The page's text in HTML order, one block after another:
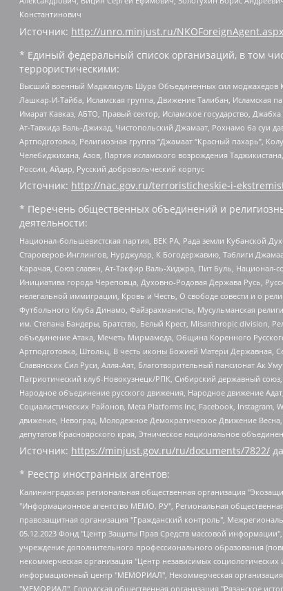
Константинович
Источник: http://unro.minjust.ru/NKOForeignAgent.aspx
* Единый федеральный список организаций, в том
террористическими:
Высший военный Маджлисуль Шура Объединенных сил моджахедов
Лашкар-И-Тайба, Исламская группа, Движение Талибан, Исламская
Имарат Кавказ, АБТО, Правый сектор, Исламское государство,
Ат-Тавхида Валь-Джихад, Чистопольский Джамаат, Рохнамо ба суи
Артподготовка, Религиозная группа “Джамаат “Красный пахарь”,
Челебиджихана, Азов, Партия исламского возрождения
России, Айдар, Русский добровольческий корпус
Источник: http://nac.gov.ru/terroristicheskie-i-
* Перечень общественных объединений и
деятельности:
Национал-большевистская партия, ВЕК РА, Рада земли Кубанской
Староверов-Инглингов, Нурджулар, К Богодержавию, Таблиги
Карачая, Союз славян, Ат-Такфир Валь-Хиджра, Пит Буль, Национал-
Инициатива города Череповца, Духовно-Родовая Держава Русь,
нелегальной иммиграции, Кровь и Честь, О свободе совести и о
Футбольного Клуба Динамо, Файзрахманисты, Мусульманская
им. Степана Бандеры, Братство, Белый Крест, Misanthropic division,
объединение Атака, Мечеть Мирмамеда, Община Коренного
Артподготовка, Штольц, В честь иконы Божией Матери Державная,
Славянских Сил Руси, Алля-Аят, Благотворительный пансионат Ак
Патриотический клуб-Новокузнецк/РПК, Сибирский державный
Народное объединение русского движения, Народное движение
Социалистических Районов, Meta Platforms Inc, Facebook,
движение, Невоград, Молодежное Демократическое Движение
депутатов Красноярского края, Этническое национальное
Источник: https://minjust.gov.ru/ru/documents/7822/
* Реестр иностранных агентов:
Калининградская региональная общественная организация "Экозащита!-Женсовет", Фонд содействия защите прав и свобод граждан "Общественный вердикт", Фонд "Институт Развития Свободы Информации", Частное учреждение "Информационное агентство МЕМО. РУ", Региональная общественная организация "Общественная комиссия по сохранению наследия академика Сахарова", Фонд поддержки свободы прессы, Санкт-Петербургская общественная правозащитная организация "Гражданский контроль", Межрегиональная общественная организация "Информационно-просветительский центр "Мемориал", Региональный Фонд "Центр Защиты Прав Средств Массовой Информации", с 05.12.2023 Фонд "Центр Защиты Прав Средств массовой информации", Региональная общественная благотворительная организация помощи беженцам и мигрантам "Гражданское содействие", Негосударственное образовательное учреждение дополнительного профессионального образования (повышение квалификации) специалистов "АКАДЕМИЯ ПО ПРАВАМ ЧЕЛОВЕКА", Свердловская региональная общественная организация "Сутяжник", Автономная некоммерческая организация "Центр независимых социологических исследований", Союз общественных объединений "Российский исследовательский центр по правам человека", Региональное общественное учреждение научно-информационный центр "МЕМОРИАЛ", Некоммерческая организация "Фонд защиты гласности", Автономная некоммерческая организация "Институт прав человека", Городская общественная организация "Екатеринбургское общество "МЕМОРИАЛ", Городская общественная организация "Рязанское историко-просветительское и правозащитное общество "Мемориал" (Рязанский Мемориал), Челябинский региональный орган общественной самодеятельности – женское общественное объединение "Женщины Евразии", Челябинский региональный орган общественной самодеятельности "Уральская правозащитная группа", Фонд содействия защите здоровья и социальной справедливости имени Андрея Рылькова, Автономная Некоммерческая Организация "Аналитический Центр Юрия Левады", Автономная некоммерческая организация социальной поддержки населения "Проект Апрель", Региональная общественная организация помощи женщинам и детям, находящимся в кризисной ситуации "Информационно-методический центр "Анна", Фонд содействия развитию массовых коммуникаций и правовому просвещению "Так-так-Так", Фонд содействия устойчивому развитию "Серебряная тайга", Свердловский региональный общественный фонд социальных проектов "Новое время", "Idel.Реалии", Кавказ.Реалии, Крым.Реалии, Телеканал Настоящее Время, Татаро-башкирская служба Радио Свобода (Azatliq Radiosi), Радио Свободная Европа/Радио Свобода (PCE/PC), "Сибирь.Реалии", "Фактограф", Благотворительный фонд помощи осужденным и их семьям, Автономная некоммерческая организация "Институт глобализации и социальных движений", Фонд "В защиту прав заключенных", Частное учреждение "Центр поддержки и содействия развитию средств массовой информации", Пензенский региональный общественный благотворительный фонд